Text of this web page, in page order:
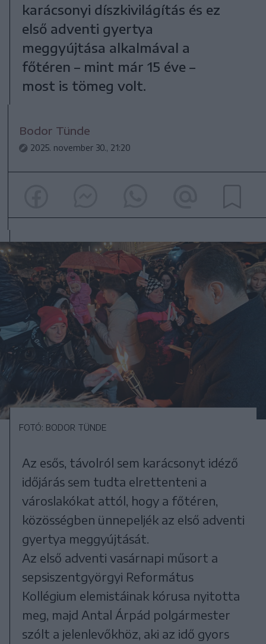
karácsonyi díszkivilágítás és ez
első adventi gyertya
meggyújtása alkalmával a
főtéren – mint már 15 éve –
most is tömeg volt.
Bodor Tünde
2025. november 30., 21:20
FOTÓ: BODOR TÜNDE
Az esős, távolról sem karácsonyt idéző
időjárás sem tudta elrettenteni a
városlakókat attól, hogy a főtéren,
közösségben ünnepeljék az első adventi
gyertya meggyújtását.
Az első adventi vasárnapi műsort a
sepsiszentgyörgyi Református
Kollégium elemistáinak kórusa nyitotta
meg, majd Antal Árpád polgármester
szólt a jelenlevőkhöz, aki az idő gyors